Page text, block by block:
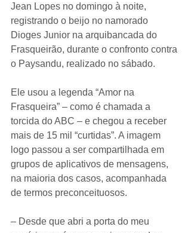
Jean Lopes no domingo à noite,
registrando o beijo no namorado
Dioges Junior na arquibancada do
Frasqueirão, durante o confronto contra
o Paysandu, realizado no sábado.
Ele usou a legenda “Amor na
Frasqueira” – como é chamada a
torcida do ABC – e chegou a receber
mais de 15 mil “curtidas”. A imagem
logo passou a ser compartilhada em
grupos de aplicativos de mensagens,
na maioria dos casos, acompanhada
de termos preconceituosos.
– Desde que abri a porta do meu